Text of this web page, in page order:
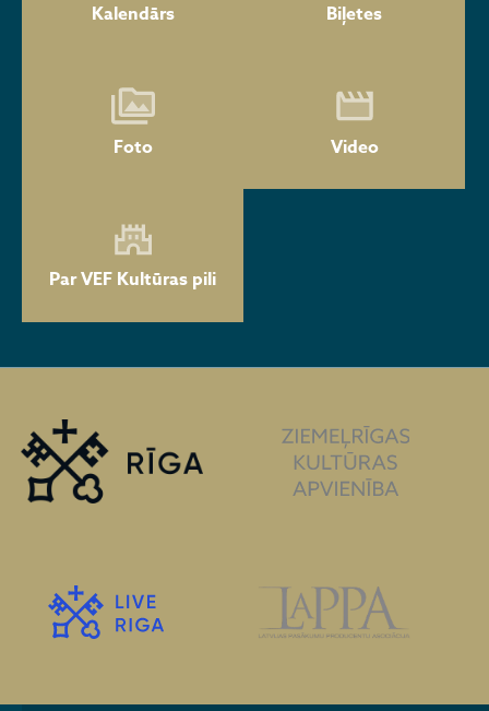
Kalendārs Biļetes
Foto Video
Par VEF Kultūras pili